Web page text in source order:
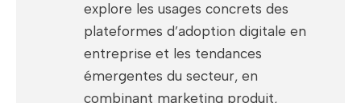
explore les usages concrets des
plateformes d’adoption digitale en
entreprise et les tendances
émergentes du secteur, en
combinant marketing produit,